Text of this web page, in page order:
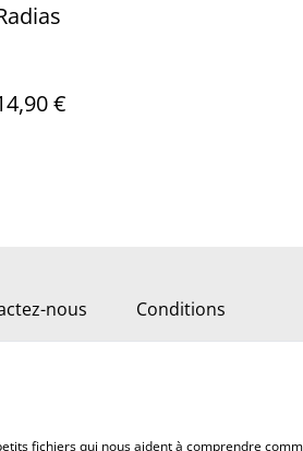
€
nous Conditions
fichiers qui nous aident à comprendre